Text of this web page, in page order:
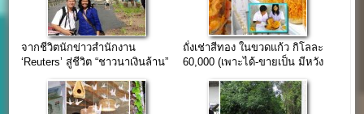
จากชีวิตนักข่าวสำนักงาน
‘Reuters’ สู่ชีวิต “ชาวนาเงินล้าน”
ถั่งเช่าสีทอง ในขวดแก้ว กิโลละ
60,000 (เพาะได้-ขายเป็น มีหวัง